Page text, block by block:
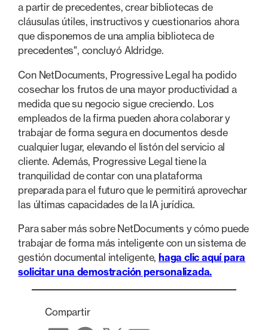
a partir de precedentes, crear bibliotecas de
cláusulas útiles, instructivos y cuestionarios ahora
que disponemos de una amplia biblioteca de
precedentes", concluyó Aldridge.
Con NetDocuments, Progressive Legal ha podido
cosechar los frutos de una mayor productividad a
medida que su negocio sigue creciendo. Los
empleados de la firma pueden ahora colaborar y
trabajar de forma segura en documentos desde
cualquier lugar, elevando el listón del servicio al
cliente. Además, Progressive Legal tiene la
tranquilidad de contar con una plataforma
preparada para el futuro que le permitirá aprovechar
las últimas capacidades de la IA jurídica.
Para saber más sobre NetDocuments y cómo puede
trabajar de forma más inteligente con un sistema de
gestión documental inteligente, haga clic aquí para
solicitar una demostración personalizada.
Compartir